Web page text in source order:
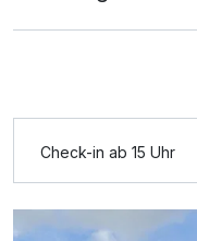
Ausstattung
Zusatznächte
Check-in ab 15 Uhr